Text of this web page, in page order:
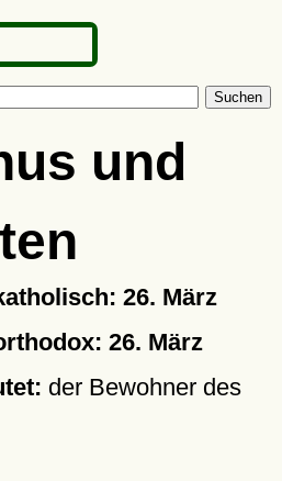
Suchen
und
26. März
26. März
der Bewohner des